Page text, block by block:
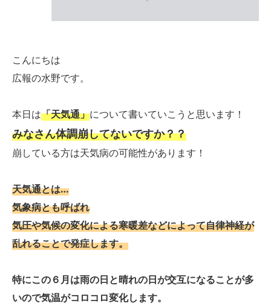
こんにちは
広報の水野です。
本日は「天気通」について書いていこうと思います！
みなさん体調崩してないですか？？
崩している方は天気病の可能性があります！
天気通とは…
気象病とも呼ばれ
気圧や気候の変化による寒暖差などによって自律神経が
乱れることで発症します。
特にこの６月は雨の日と晴れの日が交互になることが多
いので気温がコロコロ変化します。